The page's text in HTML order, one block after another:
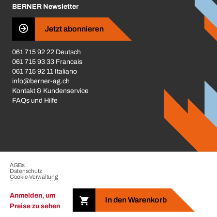
Anmelden, um
Preise zu sehen
In den Warenkorb
Business Conduct
BERNER Newsletter
Jetzt abonnieren
061 715 92 22 Deutsch
061 715 93 33 Francais
061 715 92 11 Italiano
info@berner-ag.ch
Kontakt & Kundenservice
FAQs und Hilfe
Copyright © 2026 der BERNER Gruppe. Alle Rechte vorbehalten.
AGBs
Datenschutz
Cookie-Verwaltung
Beschwerdeverfahren